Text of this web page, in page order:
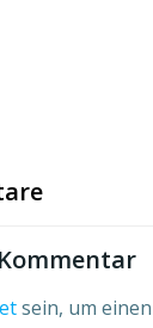
sein, um